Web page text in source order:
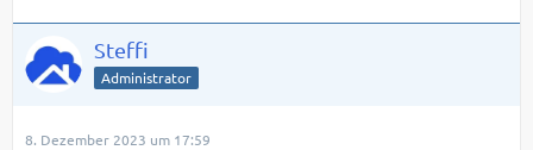
Steffi
Administrator
8. Dezember 2023 um 17:59